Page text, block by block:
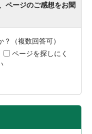
ページのご感想をお聞
（複数回答可）
ページを探しにく